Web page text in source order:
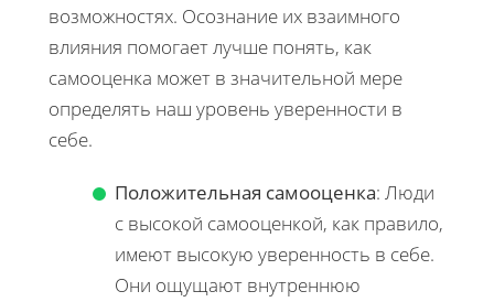
возможностях. Осознание их взаимного
влияния помогает лучше понять, как
самооценка может в значительной мере
определять наш уровень уверенности в
себе.
Положительная самооценка: Люди
с высокой самооценкой, как правило,
имеют высокую уверенность в себе.
Они ощущают внутреннюю